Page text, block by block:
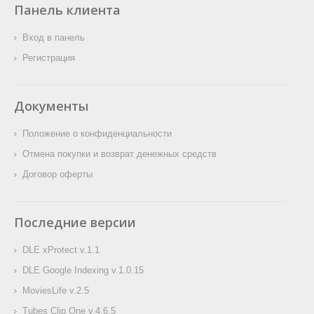
возможности, а также
обнаруженных ошибок.
доступна новая версия
Indexing. В данном релизе
вас ожидает поддержка
обнаруженных ошибок.
Панель клиента
Вход в панель
Регистрация
Документы
Положение о конфиденциальности
Отмена покупки и возврат денежных средств
Договор оферты
Последние версии
DLE xProtect v.1.1
DLE Google Indexing v.1.0.15
MoviesLife v.2.5
Tubes Clip One v.4.6.5